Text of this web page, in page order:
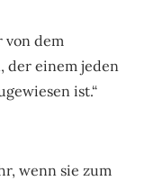
von dem
der einem jeden
ist.“
wenn sie zum